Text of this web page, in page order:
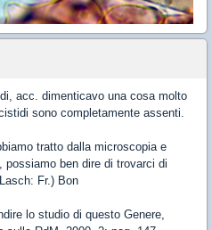
acc. dimenticavo una cosa molto
sono completamente assenti.
tratto dalla microscopia e
possiamo ben dire di trovarci di
Fr.) Bon
lo studio di questo Genere,